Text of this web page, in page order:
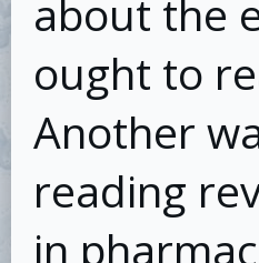
about the
ought to
Another
reading
in